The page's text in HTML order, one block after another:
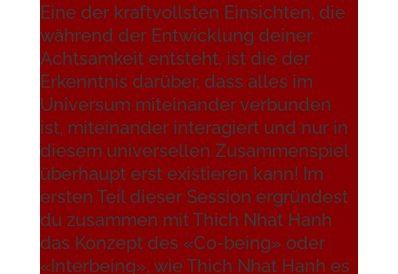
Eine der kraftvollsten Einsichten, die
während der Entwicklung deiner
Achtsamkeit entsteht, ist die der
Erkenntnis darüber, dass alles im
Universum miteinander verbunden
ist, miteinander interagiert und nur in
diesem universellen Zusammenspiel
überhaupt erst existieren kann! Im
ersten Teil dieser Session ergründest
du zusammen mit Thich Nhat Hanh
das Konzept des «Co-being» oder
«Interbeing», wie Thich Nhat Hanh es